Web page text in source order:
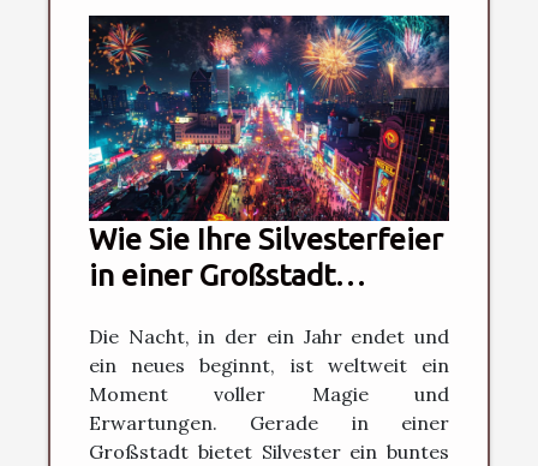
Wie Sie Ihre Silvesterfeier
in einer Großstadt
Die Nacht, in der ein Jahr endet und
ein neues beginnt, ist weltweit ein
Moment voller Magie und
Erwartungen. Gerade in einer
Großstadt bietet Silvester ein buntes